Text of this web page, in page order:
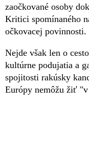
zaočkované osoby
Kritici spomínaného
očkovacej povinnosti.
Nejde však len o
kultúrne podujatia a
spojitosti rakúsky
Európy nemôžu žiť